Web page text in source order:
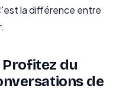
la différence entre
Profitez du
de